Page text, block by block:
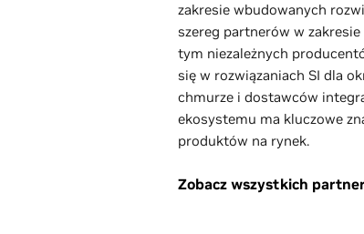
zakresie wbudowanych
szereg partnerów w
tym niezależnych
się w rozwiązaniach SI dla
chmurze i dostawców
ekosystemu ma kluczowe
produktów na rynek.
Zobacz wszystkich